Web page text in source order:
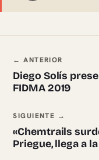
Navegación
← ANTERIOR
Diego Solís
FIDMA 2019
SIGUIENTE →
«Chemtrails
Priegue, llega a